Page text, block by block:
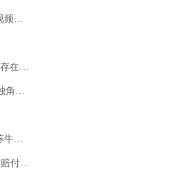
应
被停职
示肯定”
调查
，吵翻了